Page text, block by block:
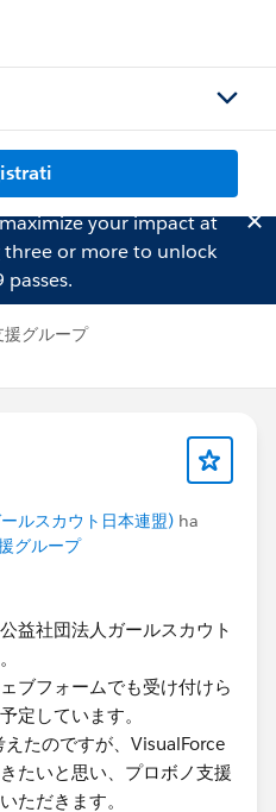
your impact at
three or more to unlock
passes.
援グループ
ルスカウト日本連盟) ha
グループ
益社団法人ガールスカウト
ブフォームでも受け付けら
定しています。
たのですが、VisualForce
たいと思い、プロボノ支援
ただきます。